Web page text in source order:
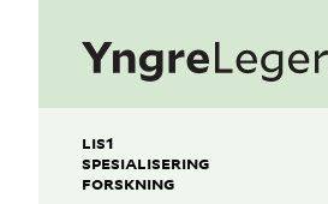
LIS1
SPESIALISERING
FORSKNING